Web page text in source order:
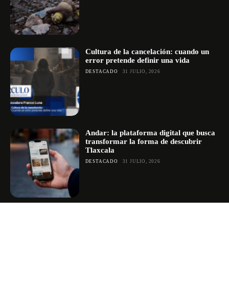
Cultura de la cancelación: cuando un
error pretende definir una vida
DESTACADO 31 JULIO, 2026
Andar: la plataforma digital que busca
transformar la forma de descubrir
Tlaxcala
DESTACADO 31 JULIO, 2026